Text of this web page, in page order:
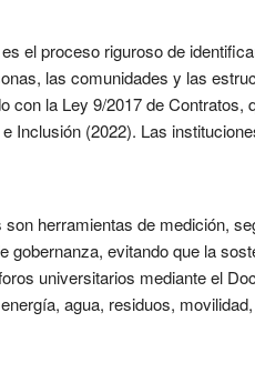
el proceso riguroso de
las comunidades y las
con la Ley 9/2017 de
Inclusión (2022). Las
herramientas de medición,
evitando que la
universitarios mediante el
agua, residuos,